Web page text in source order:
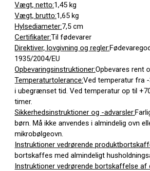
Vægt, netto:1,45 kg
Vægt, brutto:1,65 kg
Hylsediameter:7,5 cm
Certifikater:Til fødevarer
Direktiver, lovgivning og regler:
1935/2004/EU
Opbevaringsinstruktioner:Opbevares rent
Temperaturtolerance:Ved temperatur fra -
i ubegrænset tid. Ved temperatur op til
timer.
Sikkerhedsinstruktioner og -advarsler:
børn. Må ikke anvendes i almindelig ovn
mikrobølgeovn.
Instruktioner vedrørende
bortskaffes med almindeligt
Instruktioner vedrørende bortskaffelse af